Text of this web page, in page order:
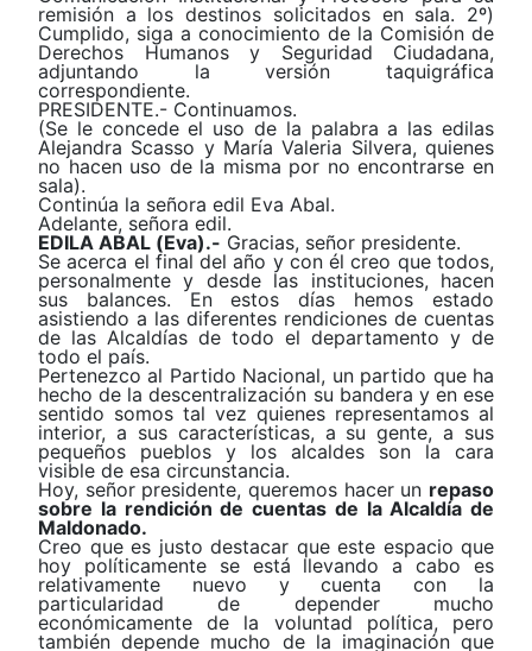
remisión a los destinos solicitados en sala. 2º)
Cumplido, siga a conocimiento de la Comisión de
Derechos Humanos y Seguridad Ciudadana,
adjuntando la versión taquigráfica
correspondiente.
PRESIDENTE.- Continuamos.
(Se le concede el uso de la palabra a las edilas
Alejandra Scasso y María Valeria Silvera, quienes
no hacen uso de la misma por no encontrarse en
sala).
Continúa la señora edil Eva Abal.
Adelante, señora edil.
EDILA ABAL (Eva).- Gracias, señor presidente.
Se acerca el final del año y con él creo que todos,
personalmente y desde las instituciones, hacen
sus balances. En estos días hemos estado
asistiendo a las diferentes rendiciones de cuentas
de las Alcaldías de todo el departamento y de
todo el país.
Pertenezco al Partido Nacional, un partido que ha
hecho de la descentralización su bandera y en ese
sentido somos tal vez quienes representamos al
interior, a sus características, a su gente, a sus
pequeños pueblos y los alcaldes son la cara
visible de esa circunstancia.
Hoy, señor presidente, queremos hacer un repaso
sobre la rendición de cuentas de la Alcaldía de
Maldonado.
Creo que es justo destacar que este espacio que
hoy políticamente se está llevando a cabo es
relativamente nuevo y cuenta con la
particularidad de depender mucho
económicamente de la voluntad política, pero
también depende mucho de la imaginación que